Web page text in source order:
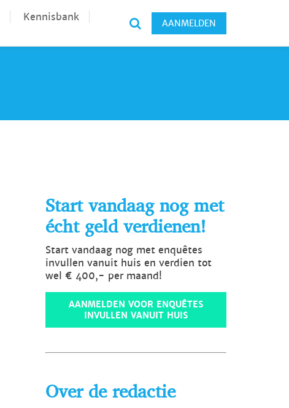
Kennisbank
AANMELDEN
Start vandaag nog met
écht geld verdienen!
Start vandaag nog met enquêtes
invullen vanuit huis en verdien tot
wel € 400,- per maand!
AANMELDEN VOOR ENQUÊTES
INVULLEN VANUIT HUIS
Over de redactie